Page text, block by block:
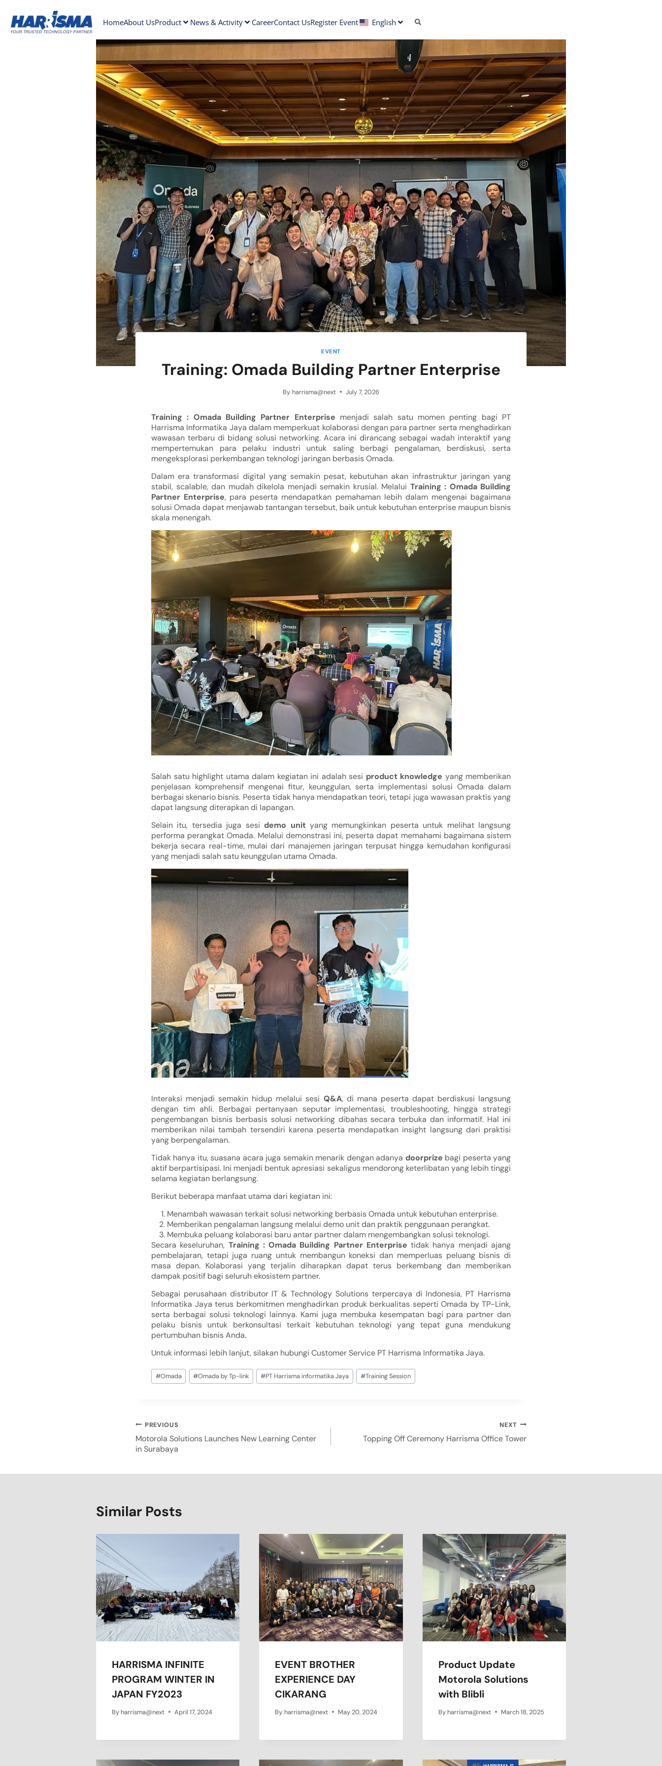
HomeAbout UsProduct News & Activity CareerContact UsRegister Event English
EVENT
Training: Omada Building Partner Enterprise
By harrisma@next July 7, 2026
Training : Omada Building Partner Enterprise menjadi salah satu momen penting bagi PT
Harrisma Informatika Jaya dalam memperkuat kolaborasi dengan para partner serta menghadirkan
wawasan terbaru di bidang solusi networking. Acara ini dirancang sebagai wadah interaktif yang
mempertemukan para pelaku industri untuk saling berbagi pengalaman, berdiskusi, serta
mengeksplorasi perkembangan teknologi jaringan berbasis Omada.
Dalam era transformasi digital yang semakin pesat, kebutuhan akan infrastruktur jaringan yang
stabil, scalable, dan mudah dikelola menjadi semakin krusial. Melalui Training : Omada Building
Partner Enterprise, para peserta mendapatkan pemahaman lebih dalam mengenai bagaimana
solusi Omada dapat menjawab tantangan tersebut, baik untuk kebutuhan enterprise maupun bisnis
skala menengah.
Salah satu highlight utama dalam kegiatan ini adalah sesi product knowledge yang memberikan
penjelasan komprehensif mengenai fitur, keunggulan, serta implementasi solusi Omada dalam
berbagai skenario bisnis. Peserta tidak hanya mendapatkan teori, tetapi juga wawasan praktis yang
dapat langsung diterapkan di lapangan.
Selain itu, tersedia juga sesi demo unityang memungkinkan peserta untuk melihat langsung
performa perangkat Omada. Melalui demonstrasi ini, peserta dapat memahami bagaimana sistem
bekerja secara real-time, mulai dari manajemen jaringan terpusat hingga kemudahan konfigurasi
yang menjadi salah satu keunggulan utama Omada.
Interaksi menjadi semakin hidup melalui sesi Q&A, di mana peserta dapat berdiskusi langsung
dengan tim ahli. Berbagai pertanyaan seputar implementasi, troubleshooting, hingga strategi
pengembangan bisnis berbasis solusi networking dibahas secara terbuka dan informatif. Hal ini
memberikan nilai tambah tersendiri karena peserta mendapatkan insight langsung dari praktisi
yang berpengalaman.
Tidak hanya itu, suasana acara juga semakin menarik dengan adanya doorprize bagi peserta yang
aktif berpartisipasi. Ini menjadi bentuk apresiasi sekaligus mendorong keterlibatan yang lebih tinggi
selama kegiatan berlangsung.
Berikut beberapa manfaat utama dari kegiatan ini:
Menambah wawasan terkait solusi networking berbasis Omada untuk kebutuhan enterprise.
Memberikan pengalaman langsung melalui demo unit dan praktik penggunaan perangkat.
Membuka peluang kolaborasi baru antar partner dalam mengembangkan solusi teknologi.
Secara keseluruhan, Training : Omada Building Partner Enterprise tidak hanya menjadi ajang
pembelajaran, tetapi juga ruang untuk membangun koneksi dan memperluas peluang bisnis di
masa depan. Kolaborasi yang terjalin diharapkan dapat terus berkembang dan memberikan
dampak positif bagi seluruh ekosistem partner.
Sebagai perusahaan distributor IT & Technology Solutions terpercaya di Indonesia, PT Harrisma
Informatika Jaya terus berkomitmen menghadirkan produk berkualitas seperti Omada by TP-Link,
serta berbagai solusi teknologi lainnya. Kami juga membuka kesempatan bagi para partner dan
pelaku bisnis untuk berkonsultasi terkait kebutuhan teknologi yang tepat guna mendukung
pertumbuhan bisnis Anda.
Untuk informasi lebih lanjut, silakan hubungi Customer Service PT Harrisma Informatika Jaya.
#Omada #Omada by Tp-link #PT Harrisma informatika Jaya #Training Session
PREVIOUS
Motorola Solutions Launches New Learning Center
in Surabaya
NEXT
Topping Off Ceremony Harrisma Office Tower
Similar Posts
HARRISMA INFINITE
PROGRAM WINTER IN
JAPAN FY2023
By harrisma@next April 17, 2024
EVENT BROTHER
EXPERIENCE DAY
CIKARANG
By harrisma@next May 20, 2024
Product Update
Motorola Solutions
with Blibli
By harrisma@next March 18, 2025